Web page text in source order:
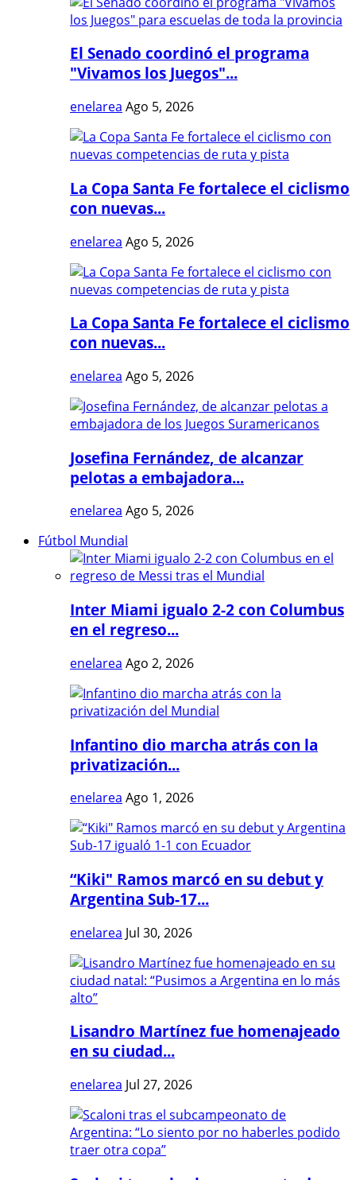
El Senado coordinó el programa
"Vivamos los Juegos"...
enelarea Ago 5, 2026
La Copa Santa Fe fortalece el ciclismo
con nuevas...
enelarea Ago 5, 2026
La Copa Santa Fe fortalece el ciclismo
con nuevas...
enelarea Ago 5, 2026
Josefina Fernández, de alcanzar
pelotas a embajadora...
enelarea Ago 5, 2026
Fútbol Mundial
Inter Miami igualo 2-2 con Columbus
en el regreso...
enelarea Ago 2, 2026
Infantino dio marcha atrás con la
privatización...
enelarea Ago 1, 2026
“Kiki" Ramos marcó en su debut y
Argentina Sub-17...
enelarea Jul 30, 2026
Lisandro Martínez fue homenajeado
en su ciudad...
enelarea Jul 27, 2026